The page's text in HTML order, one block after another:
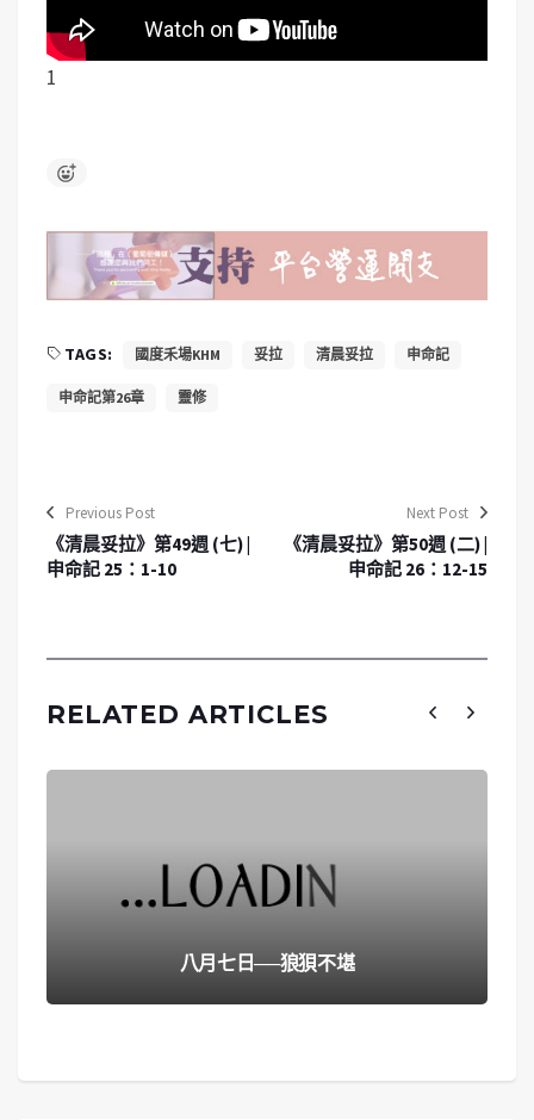
1
TAGS: 國度禾場KHM 妥拉 清晨妥拉 申命記
申命記第26章 靈修
Previous Post
《清晨妥拉》第49週 (七) |
申命記 25：1-10
Next Post
《清晨妥拉》第50週 (二) |
申命記 26：12-15
RELATED ARTICLES
八月七日──狼狽不堪